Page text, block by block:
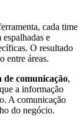
cada time
e
O resultado
entre áreas.
comunicação,
a informação
A comunicação
do negócio.